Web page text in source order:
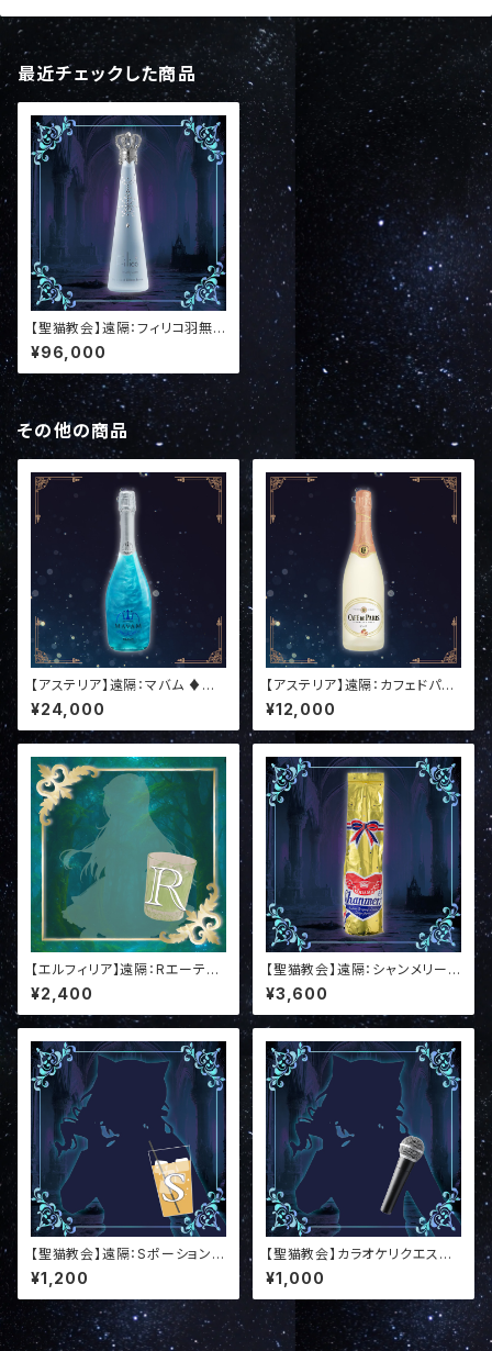
最近チェックした商品
【聖猫教会】遠隔：フィリコ羽無し
（ノンアル）♦︎お礼特典付き【要
予約商品】
¥96,000
その他の商品
【アステリア】遠隔：マバム ♦︎お
礼特典付き
¥24,000
【アステリア】遠隔：カフェドパリ
♦︎お礼特典付き
¥12,000
【エルフィリア】遠隔：Rエーテル
♦︎お礼特典付き
¥2,400
【聖猫教会】遠隔：シャンメリー
(ノンアル)♦︎お礼特典付き
¥3,600
【聖猫教会】遠隔：Sポーション♦︎
お礼特典付き
¥1,200
【聖猫教会】カラオケリクエスト
【ライブ配信中専用】
¥1,000